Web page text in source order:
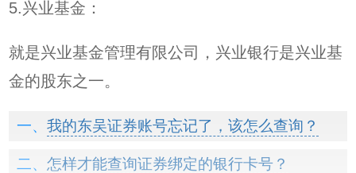
5.兴业基金：
就是兴业基金管理有限公司，兴业银行是兴业基
金的股东之一。
我的东吴证券账号忘记了，该怎么查询？
怎样才能查询证券绑定的银行卡号？